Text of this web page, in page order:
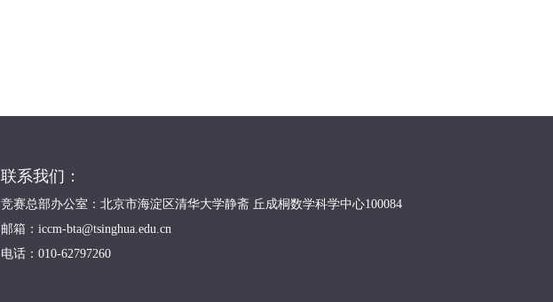
联系我们：
竞赛总部办公室：北京市海淀区清华大学静斋 丘成桐数学科学中心100084
邮箱：iccm-bta@tsinghua.edu.cn
电话：010-62797260